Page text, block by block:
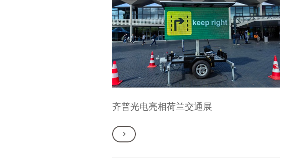
齐普光电亮相荷兰交通展